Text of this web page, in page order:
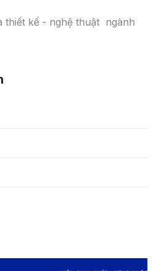
thiết kế - nghệ thuật ngành